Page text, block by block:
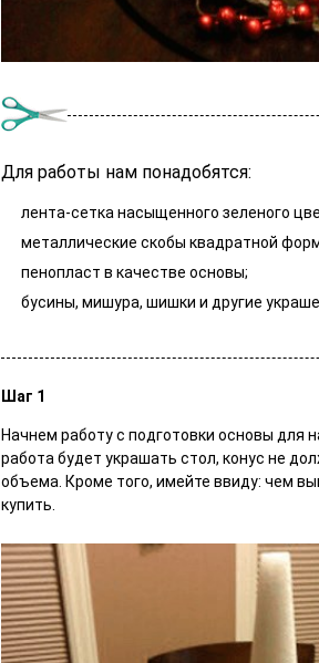
Для работы нам понадобятся:
лента-сетка насыщенного зеленого
металлические скобы квадратной
пенопласт в качестве основы;
бусины, мишура, шишки и другие
Шаг 1
Начнем работу с подготовки основы для
работа будет украшать стол, конус не
объема. Кроме того, имейте ввиду: чем
купить.